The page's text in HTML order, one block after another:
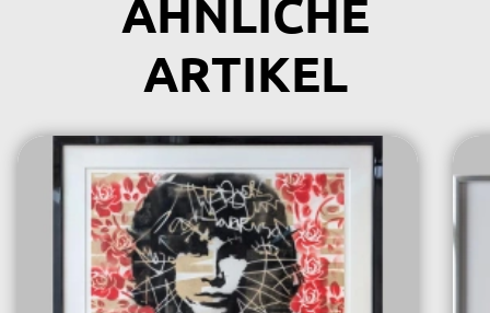
ÄHNLICHE
ARTIKEL